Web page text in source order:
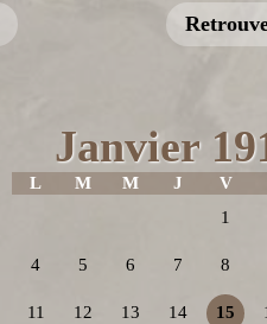
Janvier
L M M J V
1
4 5 6 7 8
11 12 13 14 15